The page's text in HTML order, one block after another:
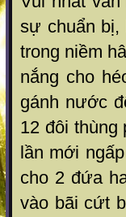
sự chuẩn bị,
trong niềm
nắng cho
gánh nước
12 đôi thùng
lần mới
cho 2 đứa
vào bãi cứt